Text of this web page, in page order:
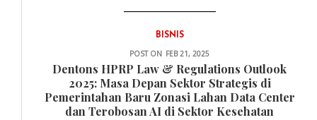
BISNIS
POST ON FEB 21, 2025
Dentons HPRP Law & Regulations Outlook
2025: Masa Depan Sektor Strategis di
Pemerintahan Baru Zonasi Lahan Data Center
dan Terobosan AI di Sektor Kesehatan